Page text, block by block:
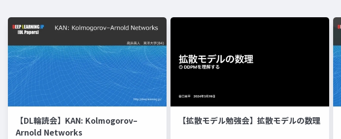
【DL輪読会】KAN: Kolmogorov–
Arnold Networks
【拡散モデル勉強会】拡散モデルの数理